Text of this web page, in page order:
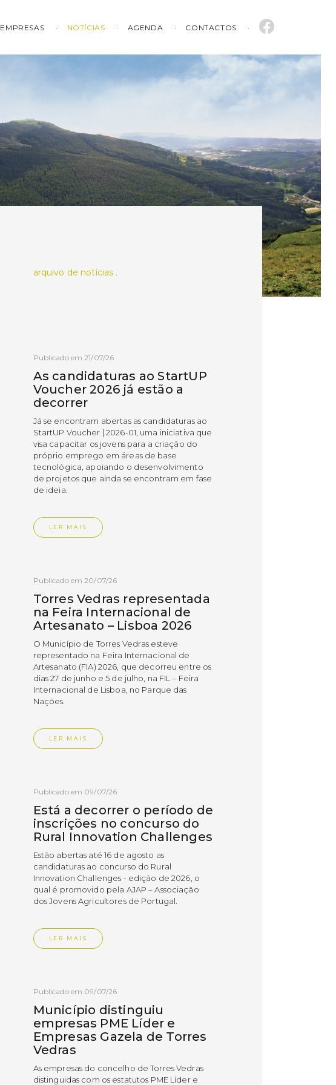
EMPRESAS NOTÍCIAS AGENDA CONTACTOS
arquivo de notícias .
Publicado em 21/07/26
As candidaturas ao StartUP
Voucher 2026 já estão a
decorrer
Já se encontram abertas as candidaturas ao
StartUP Voucher | 2026-01, uma iniciativa que
visa capacitar os jovens para a criação do
próprio emprego em áreas de base
tecnológica, apoiando o desenvolvimento
de projetos que ainda se encontram em fase
de ideia.
LER MAIS
Publicado em 20/07/26
Torres Vedras representada
na Feira Internacional de
Artesanato – Lisboa 2026
O Município de Torres Vedras esteve
representado na Feira Internacional de
Artesanato (FIA) 2026, que decorreu entre os
dias 27 de junho e 5 de julho, na FIL – Feira
Internacional de Lisboa, no Parque das
Nações.
LER MAIS
Publicado em 09/07/26
Está a decorrer o período de
inscrições no concurso do
Rural Innovation Challenges
Estão abertas até 16 de agosto as
candidaturas ao concurso do Rural
Innovation Challenges - edição de 2026, o
qual é promovido pela AJAP – Associação
dos Jovens Agricultores de Portugal.
LER MAIS
Publicado em 09/07/26
Município distinguiu
empresas PME Líder e
Empresas Gazela de Torres
Vedras
As empresas do concelho de Torres Vedras
distinguidas com os estatutos PME Líder e